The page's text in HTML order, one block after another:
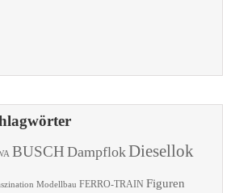
BUSCH DampflokDiesellok
Modellbau FERRO-TRAIN Figuren